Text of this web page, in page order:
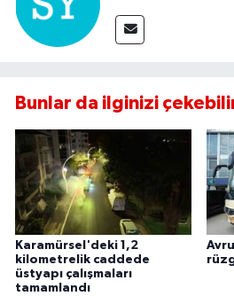
Bunlar da ilginizi
Karamürsel'deki 1,2
kilometrelik caddede
üstyapı çalışmaları
tamamlandı